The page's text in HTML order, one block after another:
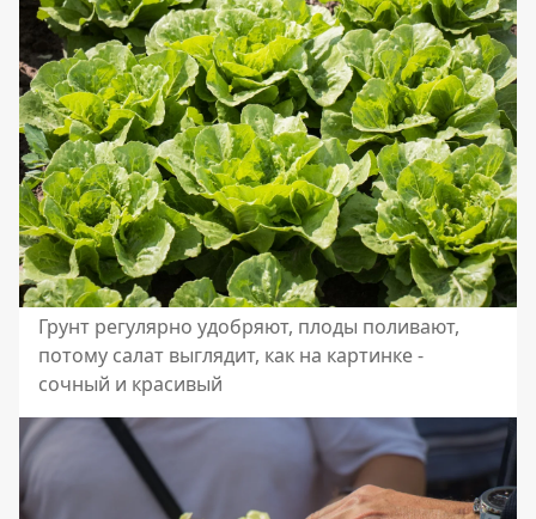
Грунт регулярно удобряют, плоды поливают,
потому салат выглядит, как на картинке -
сочный и красивый